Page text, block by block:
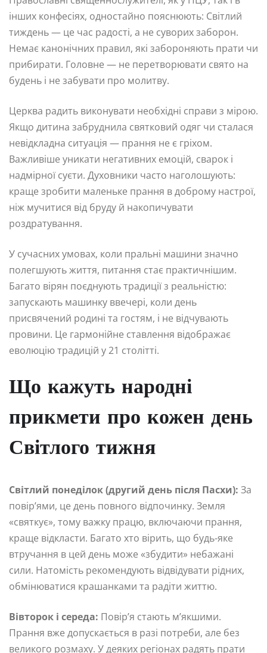
інших конфесіях, одностайно пояснюють: Світлий
тиждень — це час радості, а не суворих заборон.
Немає канонічних правил, які забороняють прати чи
прибирати. Головне — не перетворювати свято на
будень і не забувати про молитву.
Церква радить виконувати необхідні справи з мірою.
Якщо дитина забруднила святковий одяг чи сталася
невідкладна ситуація — прання не є гріхом.
Важливіше уникати негативних емоцій, сварок і
надмірної суєти. Духовники часто наголошують:
краще зробити маленьке прання в доброму настрої,
ніж мучитися від бруду й накопичувати
роздратування.
У сучасних умовах, коли пральні машини значно
полегшують життя, питання стає практичнішим.
Багато вірян поєднують традиції з реальністю:
запускають машинку ввечері, коли день
присвячений родині та гостям, і не відчувають
провини. Це гармонійне ставлення відображає
еволюцію традицій у 21 столітті.
Що кажуть народні
прикмети про кожен день
Світлого тижня
Світлий понеділок (другий день після Пасхи): За
повір’ями, це день повного відпочинку. Земля
«святкує», тому важку працю, включаючи прання,
краще відкласти. Багато хто вірить, що будь-яке
втручання в цей день може «збудити» небажані
сили. Натомість рекомендують відвідувати рідних,
обмінюватися крашанками та радіти життю.
Вівторок і середа: Повір’я стають м’якшими.
Прання вже допускається в разі потреби, але без
великого розмаху. У деяких регіонах радять прати